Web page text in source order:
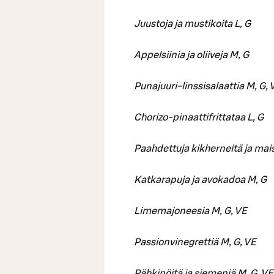
Juustoja ja mustikoita L, G
Appelsiinia ja oliiveja M, G
Punajuuri-linssisalaattia M, G,
Chorizo-pinaattifrittataa L, G
Paahdettuja kikherneitä ja
Katkarapuja ja avokadoa M, G
Limemajoneesia M, G, VE
Passionvinegrettiä M, G, VE